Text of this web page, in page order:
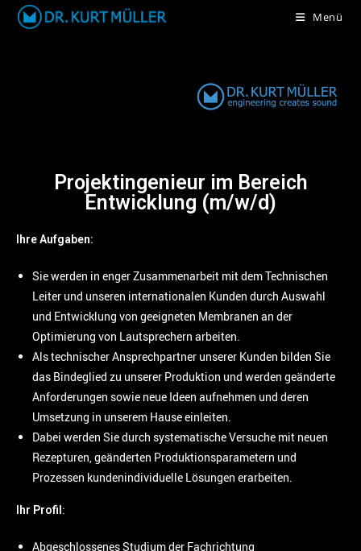
Menü
Projektingenieur im Bereich
Entwicklung (m/w/d)
Ihre Aufgaben:
Sie werden in enger Zusammenarbeit mit dem Technischen
Leiter und unseren internationalen Kunden durch Auswahl
und Entwicklung von geeigneten Membranen an der
Optimierung von Lautsprechern arbeiten.
Als technischer Ansprechpartner unserer Kunden bilden Sie
das Bindeglied zu unserer Produktion und werden geänderte
Anforderungen sowie neue Ideen aufnehmen und deren
Umsetzung in unserem Hause einleiten.
Dabei werden Sie durch systematische Versuche mit neuen
Rezepturen, geänderten Produktionsparametern und
Prozessen kundenindividuelle Lösungen erarbeiten.
Ihr Profil :
Abgeschlossenes Studium der Fachrichtung